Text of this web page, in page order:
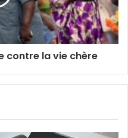
contre la vie chère